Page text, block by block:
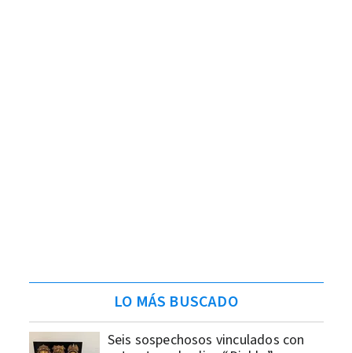
LO MÁS BUSCADO
Seis sospechosos vinculados con